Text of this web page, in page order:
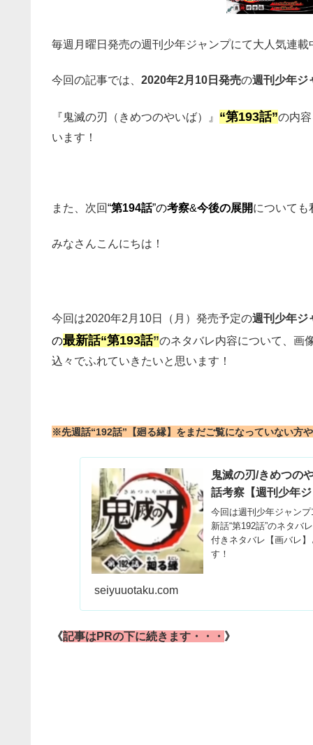
毎週月曜日発売の週刊少年ジャンプにて大人気連載
今回の記事では、 2020年2月10日発売の週刊少年ジ
『鬼滅の刃（きめつのやいば）』 “第193話”の内
います！
また、次回“第194話”の考察&今後の展開についても
みなさんこんにちは！
今回は2020年2月10日（月）発売予定の週刊少年ジ
の最新話“第193話”のネタバレ内容について、画
込々でふれていきたいと思います！
※先週話“192話”【廻る縁】をまだご覧になっていない方
鬼滅の刃/きめつの
話考察【週刊少年
今回は週刊少年ジャン
新話“第192話”のネタバ
付きネタバレ【画バレ
す！
seiyuuotaku.com
《記事はPRの下に続きます・・・ 》